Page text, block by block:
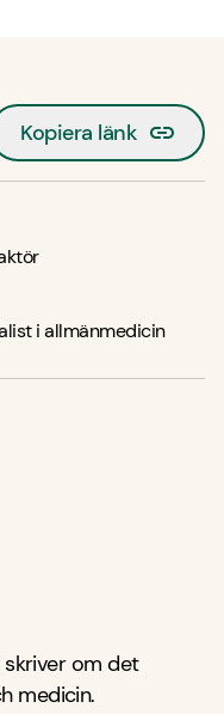
Kopiera länk
i allmänmedicin
skriver om det
medicin.